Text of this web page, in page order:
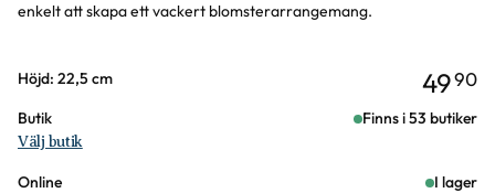
enkelt att skapa ett vackert blomsterarrangemang.
Varianter
Höjd: 22,5 cm 4990
Butik Finns i 53 butiker
Välj butik
Online I lager